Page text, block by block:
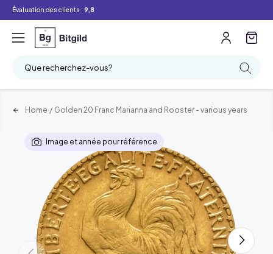
Évaluation des clients : 9,8
Que recherchez-vous?
Home / Golden 20 Franc Marianna and Rooster - various years
Image et année pour référence